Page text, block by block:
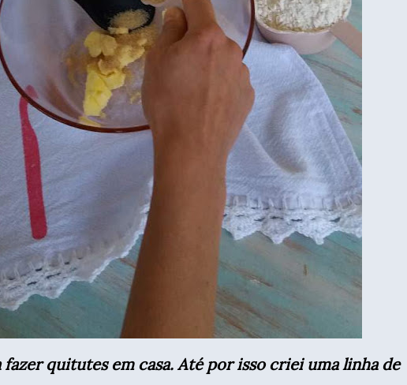
quitutes em casa. Até por isso criei uma linha de